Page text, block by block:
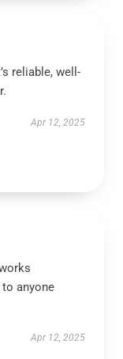
reliable, well-
Apr 12, 2025
anyone
Apr 12, 2025